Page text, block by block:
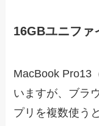
16GBユニファ
MacBook Pro13
いますが、ブラ
プリを複数使う